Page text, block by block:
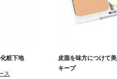
粧下地
ス
皮脂を味方につけて
キープ